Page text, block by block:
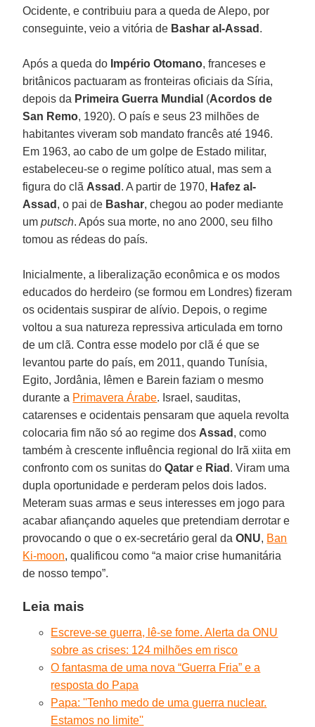
Ocidente, e contribuiu para a queda de Alepo, por
conseguinte, veio a vitória de Bashar al-Assad .
Após a queda do Império Otomano, franceses e
britânicos pactuaram as fronteiras oficiais da Síria,
depois da Primeira Guerra Mundial (Acordos de
San Remo, 1920). O país e seus 23 milhões de
habitantes viveram sob mandato francês até 1946.
Em 1963, ao cabo de um golpe de Estado militar,
estabeleceu-se o regime político atual, mas sem a
figura do clã Assad . A partir de 1970, Hafez al-
Assad , o pai de Bashar, chegou ao poder mediante
umputsch. Após sua morte, no ano 2000, seu filho
tomou as rédeas do país.
Inicialmente, a liberalização econômica e os modos
educados do herdeiro (se formou em Londres) fizeram
os ocidentais suspirar de alívio. Depois, o regime
voltou a sua natureza repressiva articulada em torno
de um clã. Contra esse modelo por clã é que se
levantou parte do país, em 2011, quando Tunísia,
Egito, Jordânia, Iêmen e Barein faziam o mesmo
durante a Primavera Árabe. Israel, sauditas,
catarenses e ocidentais pensaram que aquela revolta
colocaria fim não só ao regime dos Assad , como
também à crescente influência regional do Irã xiita em
confronto com os sunitas doQatar e Riad . Viram uma
dupla oportunidade e perderam pelos dois lados.
Meteram suas armas e seus interesses em jogo para
acabar afiançando aqueles que pretendiam derrotar e
provocando o que o ex-secretário geral daONU, Ban
Ki-moon, qualificou como “a maior crise humanitária
de nosso tempo”.
Leia mais
Escreve-se guerra, lê-se fome. Alerta da ONU
sobre as crises: 124 milhões em risco
O fantasma de uma nova “Guerra Fria” e a
resposta do Papa
Papa: ''Tenho medo de uma guerra nuclear.
Estamos no limite''